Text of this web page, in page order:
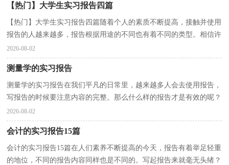
【热门】大学生实习报告四篇
【热门】大学生实习报告四篇随着个人的素质不断提高，接触并使用
报告的人越来越多，报告根据用途的不同也有着不同的类型。相信许
多人会觉得报告很难写吧，下面是小编为大家收集的...
2026-08-02
测量学的实习报告
测量学的实习报告在我们平凡的日常里，越来越多人会去使用报告，
写报告的时候要注意内容的完整。那么什么样的报告才是有效的呢？
以下是小编为大家整理的测量学的实习报告，希望能够...
2026-08-02
会计的实习报告15篇
会计的实习报告15篇在人们素养不断提高的今天，报告有着举足轻重
的地位，不同的报告内容同样也是不同的。写起报告来就毫无头绪？